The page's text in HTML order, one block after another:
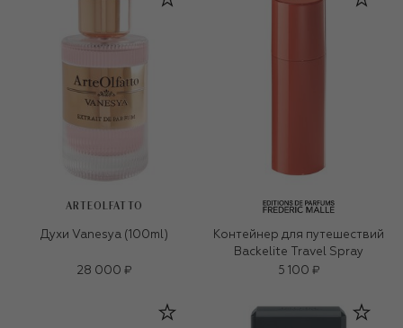
ARTEOLFATTO
Духи Vanesya (100ml)
28 000 ₽
Контейнер для путешествий
Backelite Travel Spray
5 100 ₽